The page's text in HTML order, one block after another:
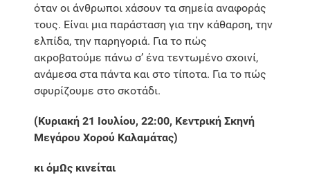
όταν οι άνθρωποι χάσουν τα σημεία αναφοράς
τους. Είναι μια παράσταση για την κάθαρση, την
ελπίδα, την παρηγοριά. Για το πώς
ακροβατούμε πάνω σ’ ένα τεντωμένο σχοινί,
ανάμεσα στα πάντα και στο τίποτα. Για το πώς
σφυρίζουμε στο σκοτάδι.
(Κυριακή 21 Ιουλίου, 22:00, Κεντρική Σκηνή
Μεγάρου Χορού Καλαμάτας)
κι όμΩς κινείται